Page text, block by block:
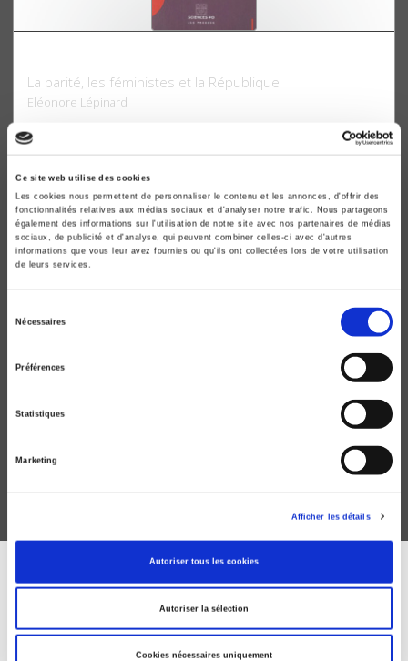
Ce site web utilise des cookies
Les cookies nous permettent de personnaliser le contenu et les annonces, d'offrir des
fonctionnalités relatives aux médias sociaux et d'analyser notre trafic. Nous partageons
également des informations sur l'utilisation de notre site avec nos partenaires de médias
sociaux, de publicité et d'analyse, qui peuvent combiner celles-ci avec d'autres
informations que vous leur avez fournies ou qu'ils ont collectées lors de votre utilisation
de leurs services.
Nécessaires
Préférences
Statistiques
Marketing
Afficher les détails
Autoriser tous les cookies
Autoriser la sélection
Cookies nécessaires uniquement
La parité, les féministes et la République
Eléonore Lépinard
Produire les « bons » et les « mauvais » sujets
ABONNEZ-VOUS À NOS
REVUES